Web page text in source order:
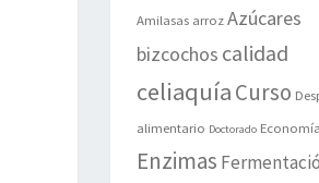
Amilasas arroz Azúcares
bizcochos calidad
celiaquíaCurso
alimentario Doctorado
Enzimas